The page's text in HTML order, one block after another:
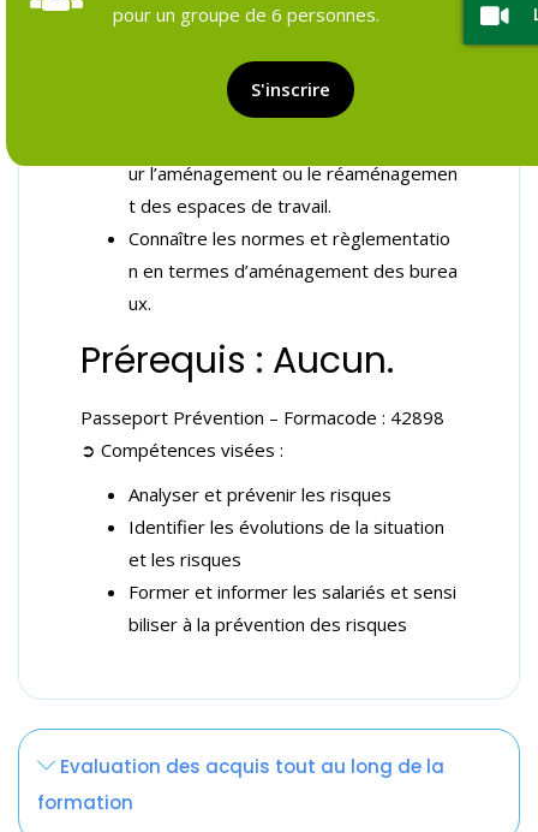
pour un groupe de 6 personnes.
S'inscrire
tion :
Connaître les besoins des salariés en fo
nction des activités de travail.
ur l’aménagement ou le réaménagemen
t des espaces de travail.
Connaître les normes et règlementatio
n en termes d’aménagement des burea
ux.
Prérequis : Aucun.
Passeport Prévention – Formacode : 42898
➲ Compétences visées :
Analyser et prévenir les risques
Identifier les évolutions de la situation
et les risques
Former et informer les salariés et sensi
biliser à la prévention des risques
Les points abordés :
◉ Matin : Etude des espaces de travail
Le support pédagogique enrichi
Evaluation des acquis tout au long de la
formation